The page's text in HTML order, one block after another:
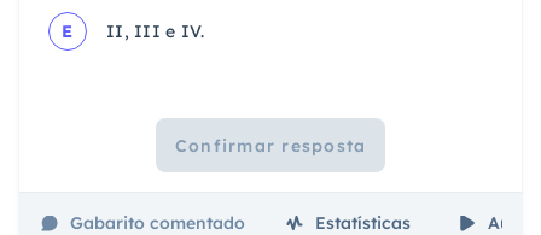
E II, III e IV.
Confirmar resposta
Gabarito comentado Estatísticas Aulas